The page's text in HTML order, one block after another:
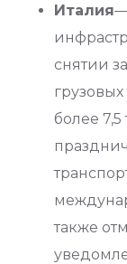
Италия—
снятии
более 7,5
также